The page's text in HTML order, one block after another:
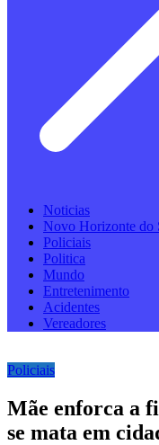
Noticias
Novo Horizonte do
Policiais
Politica
Mundo
Entretenimento
Acidentes
Vereadores
Policiais
Mãe enforca a
se mata em